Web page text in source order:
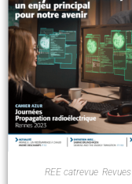
REE catrevue Revues